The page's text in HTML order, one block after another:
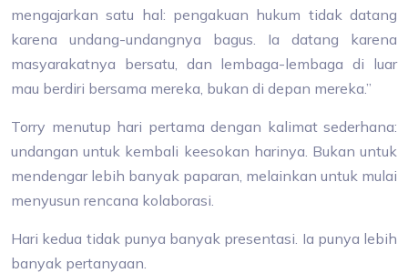
mengajarkan satu hal: pengakuan hukum tidak datang
karena undang-undangnya bagus. Ia datang karena
masyarakatnya bersatu, dan lembaga-lembaga di luar
mau berdiri bersama mereka, bukan di depan mereka.”
Torry menutup hari pertama dengan kalimat sederhana:
undangan untuk kembali keesokan harinya. Bukan untuk
mendengar lebih banyak paparan, melainkan untuk mulai
menyusun rencana kolaborasi.
Hari kedua tidak punya banyak presentasi. Ia punya lebih
banyak pertanyaan.